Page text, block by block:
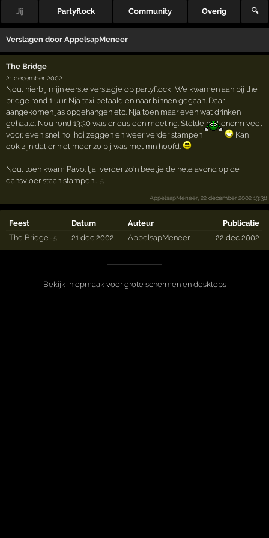
Jij Partyflock Community Overig 🔍
Verslagen doorAppelsapMeneer
The Bridge
21 december 2002
Nou, hierbij mijn eerste verslagje op partyflock! We kwamen aan bij the
bridge rond 1 uur. Nja taxi betaald en naar binnen gegaan. Daar
aangekomen jas opgehangen etc. Nja toen maar even wat drinken
gehaald. Nou rond 13:30 was dr dus een meeting. Stelde niet enorm veel
voor, even snel hoi hoi zeggen en weer verder stampen
Kan
ook zijn dat er niet meer zo bij was met mn hoofd.
Nou, toen kwam Pavo. tja, verder zo'n beetje de hele avond op de
dansvloer staan stampen.… 5
AppelsapMeneer, 22 december 2002 19:38
Feest Datum Auteur
Publicatie
The Bridge
·5 21 dec 2002 AppelsapMeneer 22 dec 2002
Bekijk in opmaak voor grote schermen en desktops